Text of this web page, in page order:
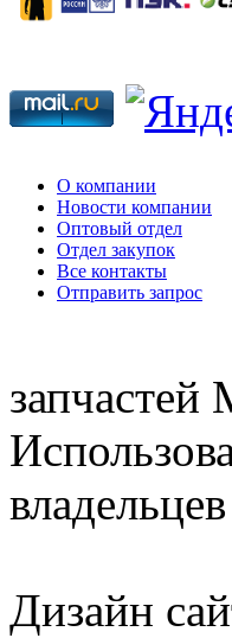
О компании
Новости компании
Оптовый отдел
Отдел закупок
Все контакты
Отправить запрос
Дизайн